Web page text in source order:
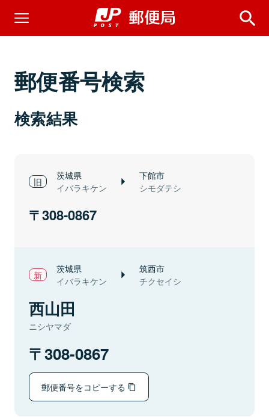
郵便番号検索
検索結果
茨城県
イバラキケン
下館市
シモダテシ
308-0867
茨城県
イバラキケン
筑西市
チクセイシ
西山田
ニシヤマダ
308-0867
郵便番号をコピーする